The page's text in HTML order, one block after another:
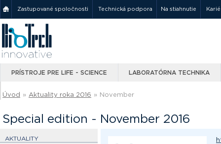
Zastupované spoločnosti Technická podpora Na stiahnutie
PRÍSTROJE PRE LIFE - SCIENCE LABORATÓRNA TECHNIKA
Úvod » Aktuality roka 2016 » November
Special edition - November 2016
AKTUALITY